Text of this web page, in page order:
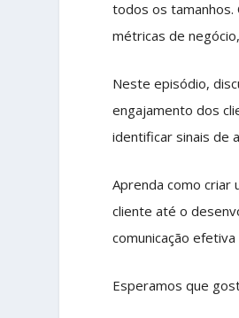
todos os
métricas de
Neste episódio,
engajamento dos
identificar sinais de
Aprenda como criar
cliente até o
comunicação
Esperamos que